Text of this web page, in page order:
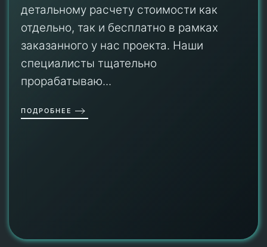
детальному расчету стоимости как
отдельно, так и бесплатно в рамках
заказанного у нас проекта. Наши
специалисты тщательно
прорабатываю...
ПОДРОБНЕЕ